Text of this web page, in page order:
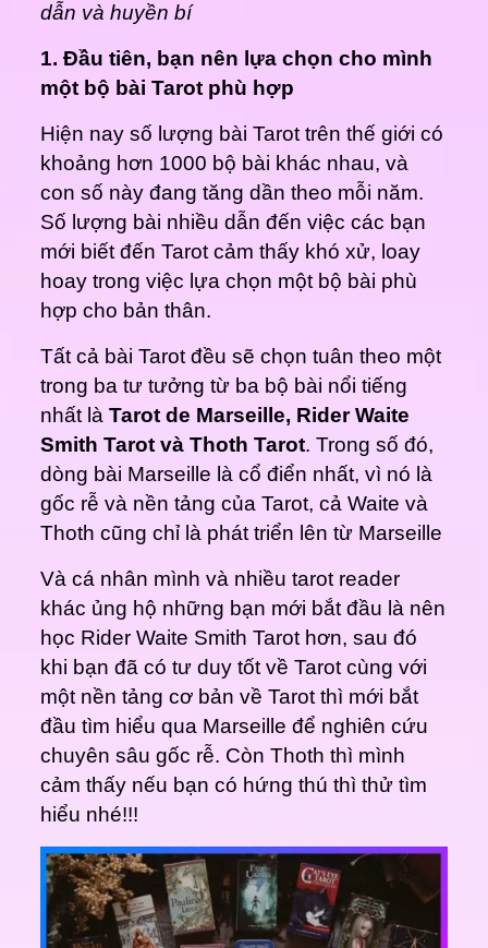
dẫn và huyền bí
1. Đầu tiên, bạn nên lựa chọn cho mình
một bộ bài Tarot phù hợp
Hiện nay số lượng bài Tarot trên thế giới có
khoảng hơn 1000 bộ bài khác nhau, và
con số này đang tăng dần theo mỗi năm.
Số lượng bài nhiều dẫn đến việc các bạn
mới biết đến Tarot cảm thấy khó xử, loay
hoay trong việc lựa chọn một bộ bài phù
hợp cho bản thân.
Tất cả bài Tarot đều sẽ chọn tuân theo một
trong ba tư tưởng từ ba bộ bài nổi tiếng
nhất là Tarot de Marseille, Rider Waite
Smith Tarot và Thoth Tarot. Trong số đó,
dòng bài Marseille là cổ điển nhất, vì nó là
gốc rễ và nền tảng của Tarot, cả Waite và
Thoth cũng chỉ là phát triển lên từ Marseille
Và cá nhân mình và nhiều tarot reader
khác ủng hộ những bạn mới bắt đầu là nên
học Rider Waite Smith Tarot hơn, sau đó
khi bạn đã có tư duy tốt về Tarot cùng với
một nền tảng cơ bản về Tarot thì mới bắt
đầu tìm hiểu qua Marseille để nghiên cứu
chuyên sâu gốc rễ. Còn Thoth thì mình
cảm thấy nếu bạn có hứng thú thì thử tìm
hiểu nhé!!!